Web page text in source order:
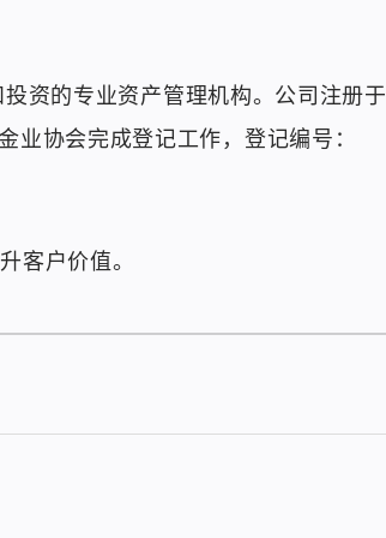
资的专业资产管理机构。公司注册于
协会完成登记工作，登记编号：
客户价值。